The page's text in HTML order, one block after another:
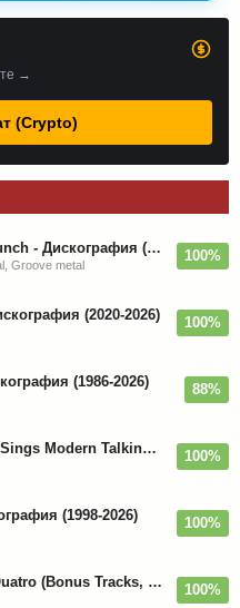
→
(Crypto)
Five Finger Death Punch - Дискография (2008-2026)
Groove metal
100%
(2020-2026) 100%
(1986-2026) 88%
Thomas Anders / … Sings Modern Talking: The Best hi-res 100%
(1998-2026) 100%
Suzi Quatro - Suzi Quatro (Bonus Tracks, Remaster) 1973/2022 100%